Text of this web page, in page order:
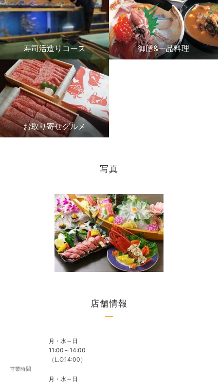
寿司活造りコース 御膳&一品料理
お取り寄せグルメ
写真
店舗情報
営業時間
月・水～日
11:00～14:00
（L.O.14:00）
月・水～日